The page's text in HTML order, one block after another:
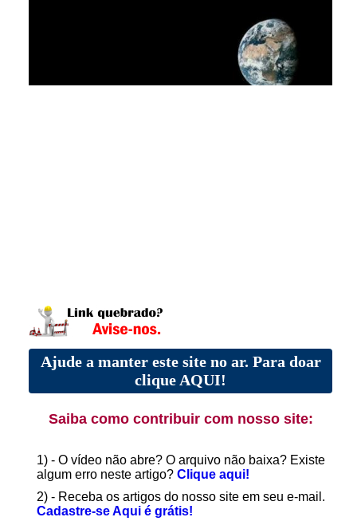
Ajude a manter este site no ar. Para doar
clique AQUI!
Saiba como contribuir com nosso site:
1) - O vídeo não abre? O arquivo não baixa? Existe
algum erro neste artigo? Clique aqui!
2) - Receba os artigos do nosso site em seu e-mail.
Cadastre-se Aqui é grátis!